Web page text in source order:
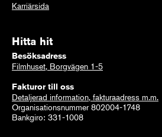
Karriärsida
Hitta hit
Besöksadress
Filmhuset, Borgvägen 1-5
Fakturor till oss
Detaljerad information, fakturaadress m.m.
Organisationsnummer 802004-1748
Bankgiro: 331-1008